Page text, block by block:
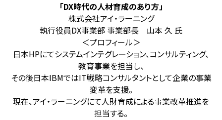
「DX時代の⼈材育成のあり方」
株式会社アイ・ラーニング
執行役員DX事業部 事業部長 山本 久 氏
＜プロフィール＞
日本HPにてシステムインテグレーション、コンサルティング、
教育事業を担当し、
その後日本IBMではIT戦略コンサルタントとして企業の事業
変革を支援。
現在、アイ・ラーニングにて人財育成による事業改革推進を
担当する。